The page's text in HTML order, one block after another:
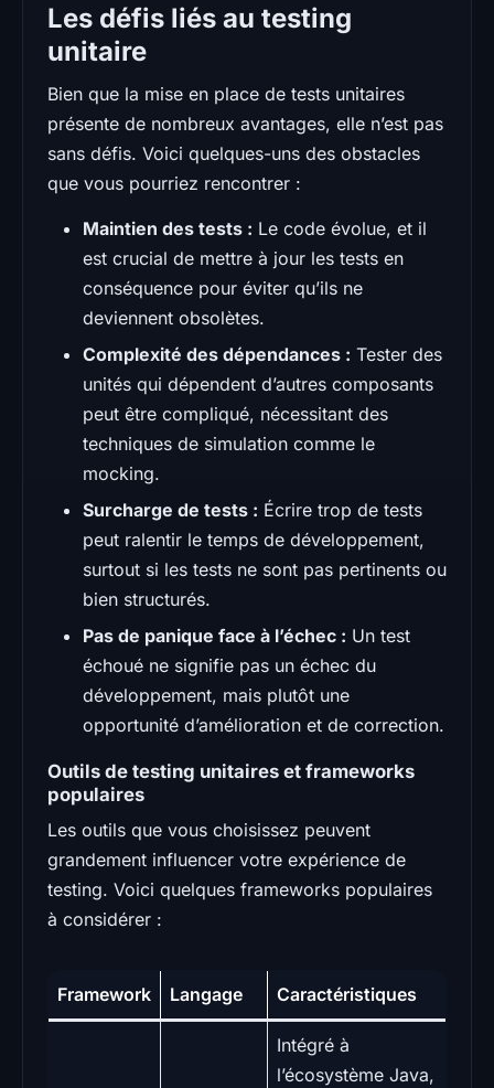
Les défis liés au testing
unitaire
Bien que la mise en place de tests unitaires
présente de nombreux avantages, elle n’est pas
sans défis. Voici quelques-uns des obstacles
que vous pourriez rencontrer :
Maintien des tests : Le code évolue, et il
est crucial de mettre à jour les tests en
conséquence pour éviter qu’ils ne
deviennent obsolètes.
Complexité des dépendances : Tester des
unités qui dépendent d’autres composants
peut être compliqué, nécessitant des
techniques de simulation comme le
mocking.
Surcharge de tests : Écrire trop de tests
peut ralentir le temps de développement,
surtout si les tests ne sont pas pertinents ou
bien structurés.
Pas de panique face à l’échec : Un test
échoué ne signifie pas un échec du
développement, mais plutôt une
opportunité d’amélioration et de correction.
Outils de testing unitaires et frameworks
populaires
Les outils que vous choisissez peuvent
grandement influencer votre expérience de
testing. Voici quelques frameworks populaires
à considérer :
Framework Langage Caractéristiques
Intégré à
l’écosystème Java,